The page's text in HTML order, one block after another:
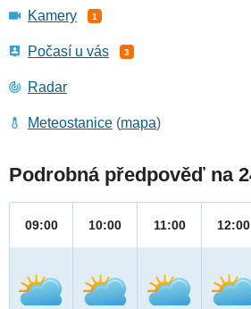
Kamery 1
Počasí u vás 3
Radar
Meteostanice (mapa)
Podrobná předpověď na
09:00 10:00 11:00 12:00